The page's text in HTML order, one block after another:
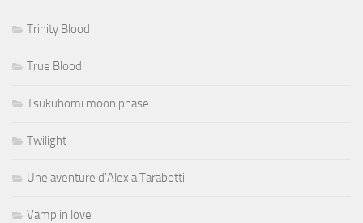
Trinity Blood
True Blood
Tsukuhomi moon phase
Twilight
Une aventure d'Alexia Tarabotti
Vamp in love